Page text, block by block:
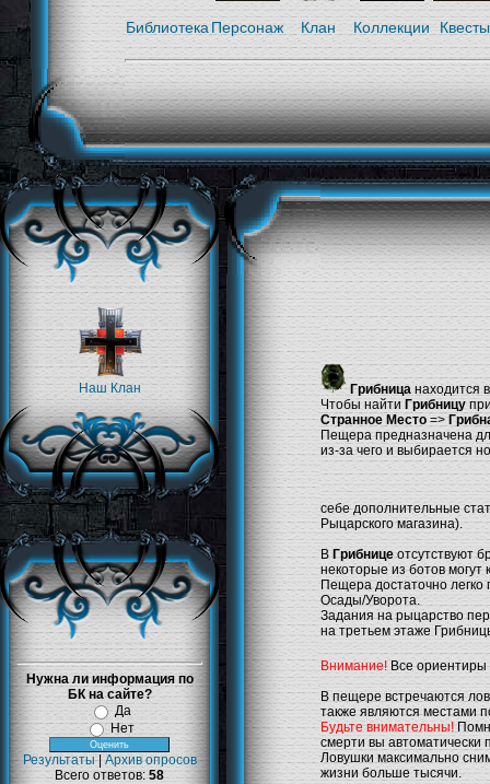
Библиотека Персонаж Клан Коллекции Квесты
Наш Клан
Нужна ли информация по
БК на сайте?
Да
Нет
Результаты| Архив опросов
Всего ответов: 58
Грибница находится
Чтобы найти Грибницу
Странное Место =>
Пещера предназначена
из-за чего и выбирается
себе дополнительные
Рыцарского магазина).
В Грибницеотсутствуют
некоторые из ботов могут
Пещера достаточно легко
Осады/Уворота.
Задания на рыцарство
на третьем этаже
Внимание! Все
В пещере встречаются
также являются местами
Будьте внимательны!
смерти вы автоматически
Ловушки максимально
жизни больше тысячи.